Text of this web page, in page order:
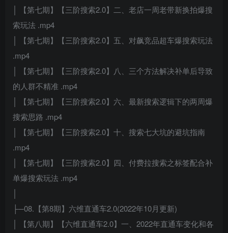
│ 【第七期】【三阶搜索2.0】二、老店一周老带新换拍爆搜
索玩法 .mp4
│ 【第七期】【三阶搜索2.0】五、对飙竞品超车爆搜索玩法
.mp4
│ 【第七期】【三阶搜索2.0】八、三个方法解决补单后导致
的人群不精准 .mp4
│ 【第七期】【三阶搜索2.0】六、最新搜索逻辑下的两周爆
搜索思路 .mp4
│ 【第七期】【三阶搜索2.0】十、搜索七大坑的避坑指南
.mp4
│ 【第七期】【三阶搜索2.0】四、付费拉搜索之标签配合补
单爆搜索玩法 .mp4
├─08.【第8期】六维直通车2.0(2022年10月更新)
│ 【第八期】【六维直通车2.0】一、2022年直通车变化和各